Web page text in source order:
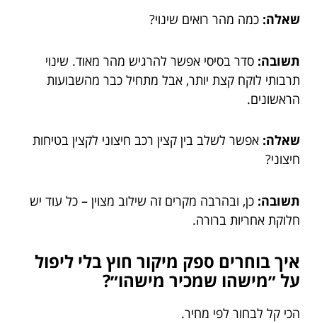
שאלה: כמה מהר רואים שינוי?
תשובה: סדר בסיסי אפשר להרגיש מהר מאוד. שינוי
תרבותי לוקח קצת יותר, אבל מתחיל כבר מהשבועות
הראשונים.
שאלה: אפשר לשלב בין קצין רכב חיצוני לקצין בטיחות
חיצוני?
תשובה: כן, ובהרבה מקרים זה שילוב מצוין – כל עוד יש
חלוקת אחריות ברורה.
איך בוחרים ספק מיקור חוץ בלי ליפול
על ״מישהו שמכיר מישהו״?
הכי קל לבחור לפי מחיר.